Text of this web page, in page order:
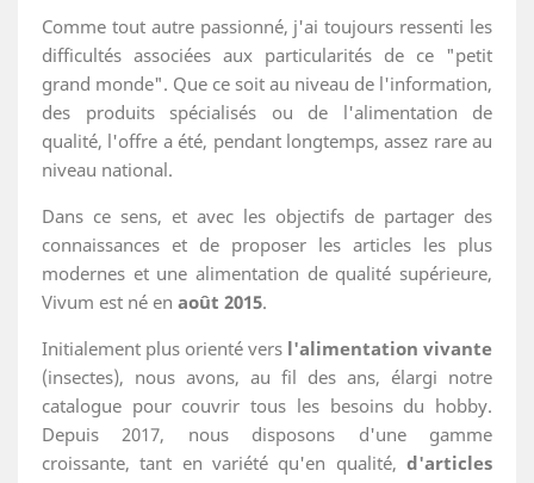
Comme tout autre passionné, j'ai toujours ressenti les
difficultés associées aux particularités de ce "petit
grand monde". Que ce soit au niveau de l'information,
des produits spécialisés ou de l'alimentation de
qualité, l'offre a été, pendant longtemps, assez rare au
niveau national.
Dans ce sens, et avec les objectifs de partager des
connaissances et de proposer les articles les plus
modernes et une alimentation de qualité supérieure,
Vivum est né en août 2015.
Initialement plus orienté vers l'alimentation vivante
(insectes), nous avons, au fil des ans, élargi notre
catalogue pour couvrir tous les besoins du hobby.
Depuis 2017, nous disposons d'une gamme
croissante, tant en variété qu'en qualité, d'articles